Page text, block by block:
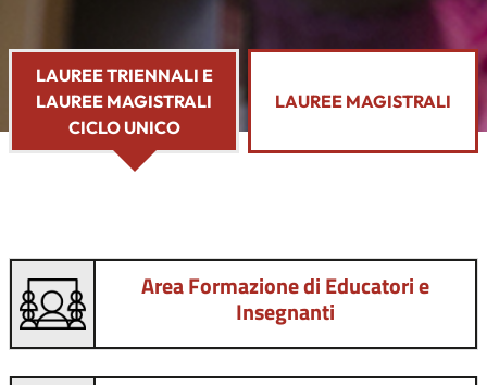
LAUREE TRIENNALI E
LAUREE MAGISTRALI
CICLO UNICO
LAUREE MAGISTRALI
Area Formazione di Educatori e
Insegnanti